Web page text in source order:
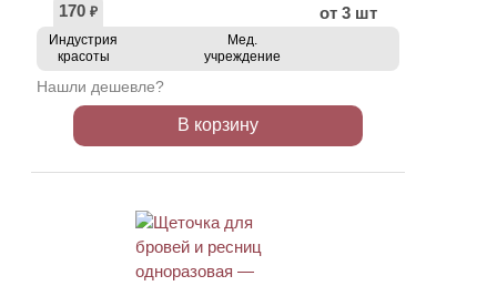
170 ₽ от 3 шт
Индустрия
красоты
Мед.
учреждение
Нашли дешевле?
В корзину